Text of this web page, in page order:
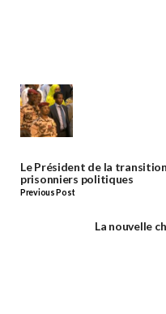
Le Président de la
prisonniers politiques
Previous Post
La nouvelle